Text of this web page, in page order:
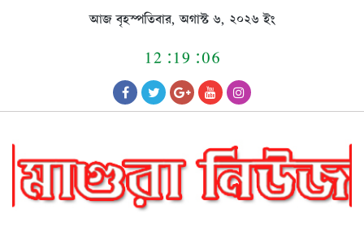
আজ বৃহস্পতিবার, অগাস্ট ৬, ২০২৬ ইং
12:19:06